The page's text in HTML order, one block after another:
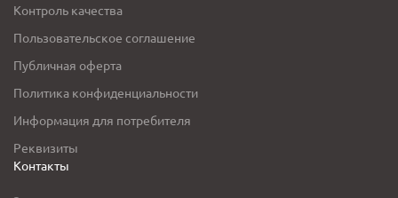
Контроль качества
Пользовательское соглашение
Публичная оферта
Политика конфиденциальности
Информация для потребителя
Реквизиты
Контакты